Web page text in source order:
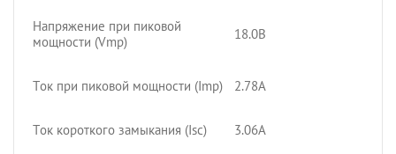
Напряжение при пиковой
мощности (Vmp)
18.0В
Ток при пиковой мощности (Imp) 2.78А
Ток короткого замыкания (Isc) 3.06А